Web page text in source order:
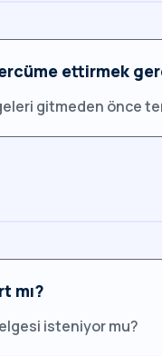
ettirmek
gitmeden önce
mı?
isteniyor mu?